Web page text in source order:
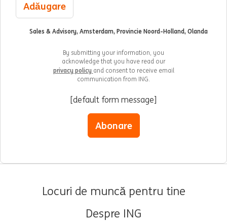
Adăugare
Sales & Advisory, Amsterdam, Provincie Noord-Holland, Olanda
By submitting your information, you
acknowledge that you have read our
privacy policy and consent to receive email
communication from ING.
[default form message]
Abonare
Locuri de muncă pentru tine
Despre ING